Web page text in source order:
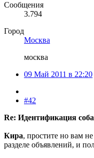
Сообщения
3.794
Город
Москва
москва
09 Май 2011 в 22:20
#42
Re: Идентификация
Кира, простите но вам
разделе объявлений, и